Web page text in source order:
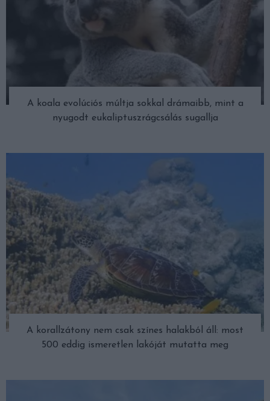
A koala evolúciós múltja sokkal drámaibb, mint a
nyugodt eukaliptuszrágcsálás sugallja
A korallzátony nem csak színes halakból áll: most
500 eddig ismeretlen lakóját mutatta meg